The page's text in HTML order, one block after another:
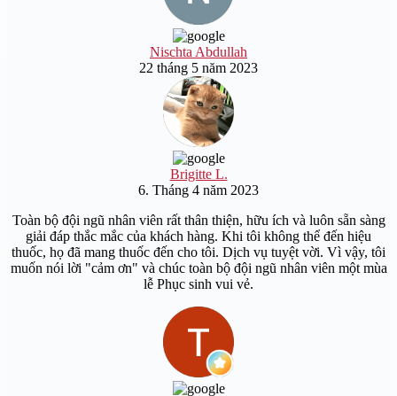
Nischta Abdullah
22 tháng 5 năm 2023
Brigitte L.
6. Tháng 4 năm 2023
Toàn bộ đội ngũ nhân viên rất thân thiện, hữu ích và luôn sẵn sàng
giải đáp thắc mắc của khách hàng. Khi tôi không thể đến hiệu
thuốc, họ đã mang thuốc đến cho tôi. Dịch vụ tuyệt vời. Vì vậy, tôi
muốn nói lời "cảm ơn" và chúc toàn bộ đội ngũ nhân viên một mùa
lễ Phục sinh vui vẻ.